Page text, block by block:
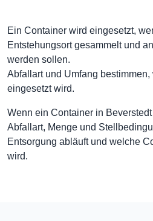
Ein Container wird eingesetzt,
Entstehungsort gesammelt und
werden sollen.
Abfallart und Umfang
eingesetzt wird.
Wenn ein Container in
Abfallart, Menge und
Entsorgung abläuft und welche
wird.